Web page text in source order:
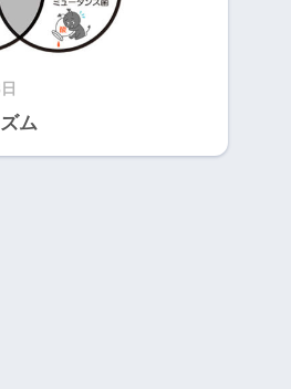
ム